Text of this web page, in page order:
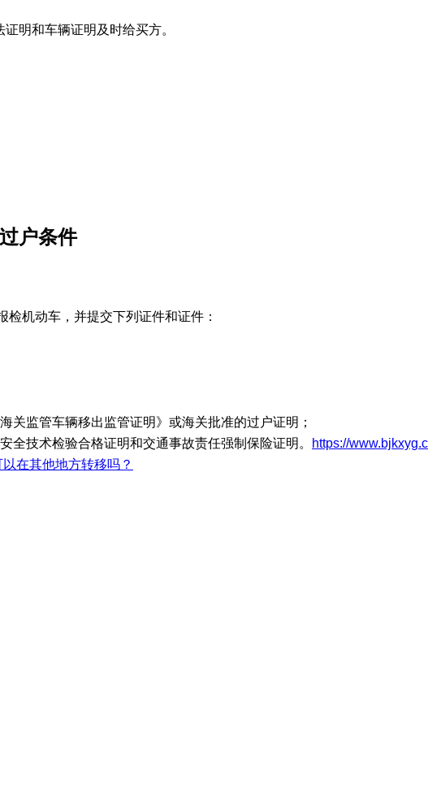
明和车辆证明及时给买方。
户条件
机动车，并提交下列证件和证件：
关监管车辆移出监管证明》或海关批准的过户证明；
全技术检验合格证明和交通事故责任强制保险证明。
https://
在其他地方转移吗？